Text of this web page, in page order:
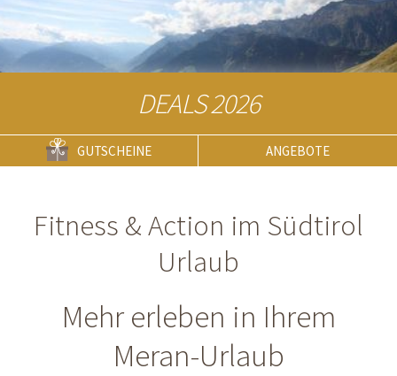
DEALS 2026
GUTSCHEINE ANGEBOTE
Fitness & Action im Südtirol
Urlaub
Mehr erleben in Ihrem
Meran-Urlaub